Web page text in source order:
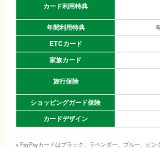
カード利用特典
年間利用特典
ETCカード
家族カード
旅行保険
ショッピングガード保険
カードデザイン
※ PayPayカードはブラック、ラベンダー、ブルー、ピ